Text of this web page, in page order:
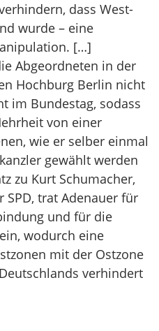
dass West-
wurde – eine
[…]
Abgeordneten in der
Hochburg Berlin nicht
im Bundestag, sodass
von einer
wie er selber einmal
gewählt werden
zu Kurt Schumacher,
SPD, trat Adenauer für
und für die
wodurch eine
mit der Ostzone
verhindert